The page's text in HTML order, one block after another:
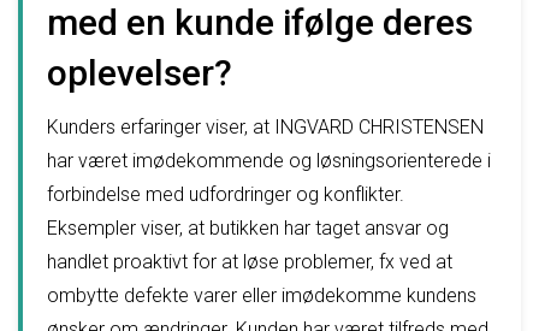
med en kunde ifølge deres
oplevelser?
Kunders erfaringer viser, at INGVARD CHRISTENSEN
har været imødekommende og løsningsorienterede i
forbindelse med udfordringer og konflikter.
Eksempler viser, at butikken har taget ansvar og
handlet proaktivt for at løse problemer, fx ved at
ombytte defekte varer eller imødekomme kundens